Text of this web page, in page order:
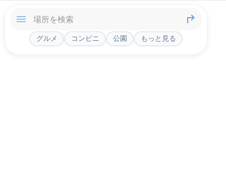
グルメ コンビニ 公園 もっと見る